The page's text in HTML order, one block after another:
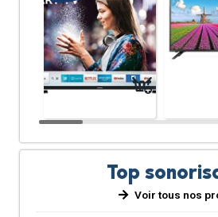
Top
Voir tous nos